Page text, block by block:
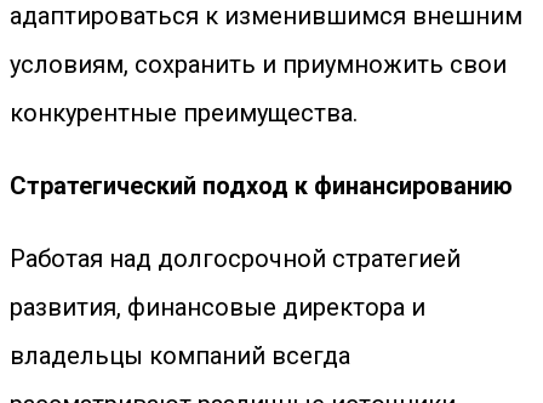
адаптироваться к изменившимся внешним
условиям, сохранить и приумножить свои
конкурентные преимущества.
Стратегический подход к финансированию
Работая над долгосрочной стратегией
развития, финансовые директора и
владельцы компаний всегда